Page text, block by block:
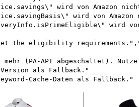
wird von Amazon
wird von Amazon
wird von
the eligibility
(PA-API abgeschaltet).
Version als Fallback."
Cache-Daten als Fallback."